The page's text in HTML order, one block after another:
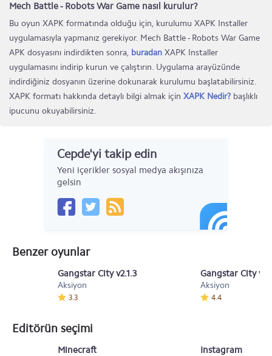
Mech Battle - Robots War Game nasıl kurulur?
Bu oyun XAPK formatında olduğu için, kurulumu XAPK Installer
uygulamasıyla yapmanız gerekiyor. Mech Battle - Robots War Game
APK dosyasını indirdikten sonra, buradan XAPK Installer
uygulamasını indirip kurun ve çalıştırın. Uygulama arayüzünde
indirdiğiniz dosyanın üzerine dokunarak kurulumu başlatabilirsiniz.
XAPK formatı hakkında detaylı bilgi almak için XAPK Nedir? başlıklı
ipucunu okuyabilirsiniz.
Cepde'yi takip edin
Yeni içerikler sosyal medya akışınıza
gelsin
Benzer oyunlar
Gangstar City v2.1.3
Aksiyon
3.3
Gangstar City
Aksiyon
4.4
Editörün seçimi
Minecraft Instagram